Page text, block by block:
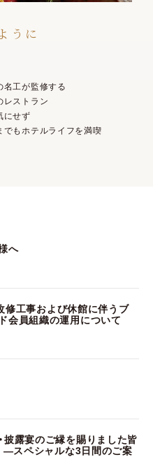
うに
名工が監修する
レストラン
にせず
でもホテルライフを満喫
へ
修工事および休館に伴うブ
会員組織の運用について
披露宴のご縁を賜りました皆
スペシャルな3日間のご案